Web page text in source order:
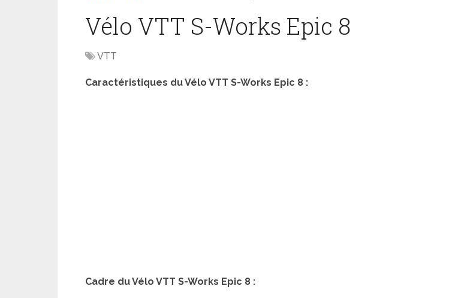
Vélo VTT S-Works Epic 8
VTT
Caractéristiques du Vélo VTT S-Works Epic 8 :
Cadre du Vélo VTT S-Works Epic 8 :